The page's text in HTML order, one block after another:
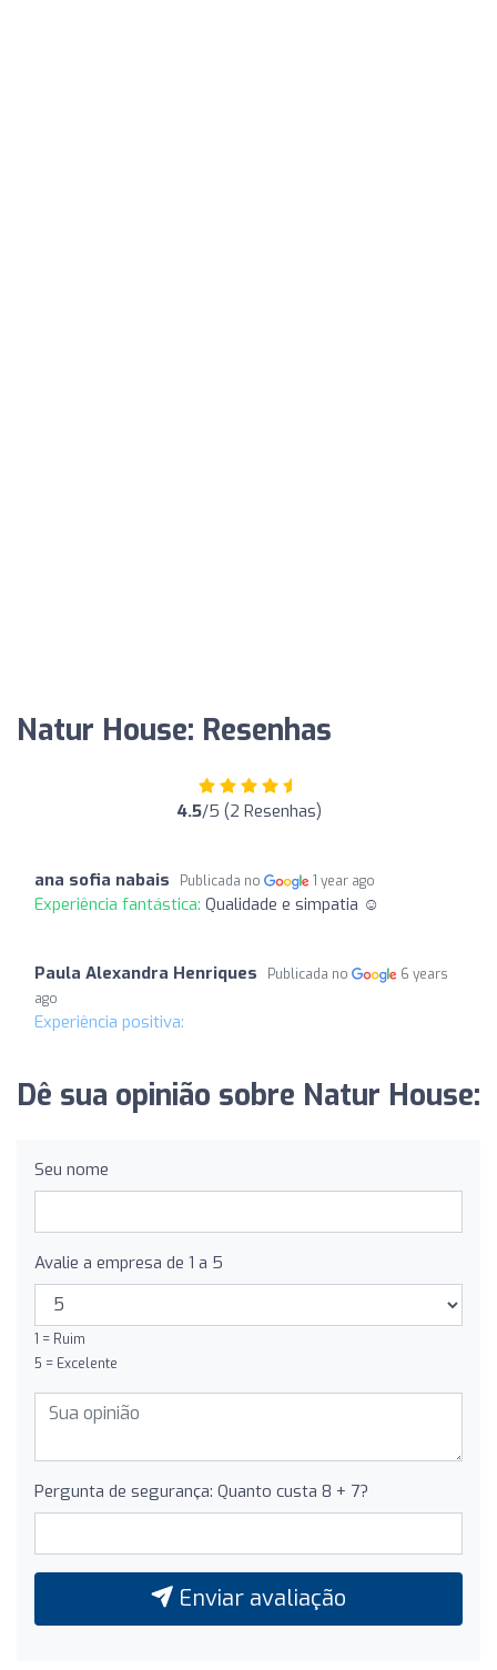
Natur House: Resenhas
4.5/5 (2 Resenhas)
ana sofia nabais Publicada no 1 year ago
Experiência fantástica: Qualidade e simpatia ☺️
Paula Alexandra Henriques Publicada no
6 years
ago
Experiência positiva:
Dê sua opinião sobre Natur House:
Seu nome
Avalie a empresa de 1 a 5
1 = Ruim
5 = Excelente
Pergunta de segurança: Quanto custa 8 + 7?
Enviar avaliação